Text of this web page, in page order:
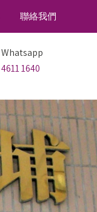
聯絡我們
Whatsapp
4611 1640